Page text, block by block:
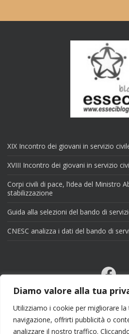
Diamo valore alla tua
Utilizziamo i cookie per migliorare la
navigazione, offrirti pubblicità o
analizzare il nostro traffico.
XIX Incontro dei giovani in servizio
XVIII Incontro dei giovani in servizio
Corpi civili di pace, l’idea del Ministro
stabilizzazione
Guida alla selezioni del bando di
CNESC analizza i dati del bando di
X